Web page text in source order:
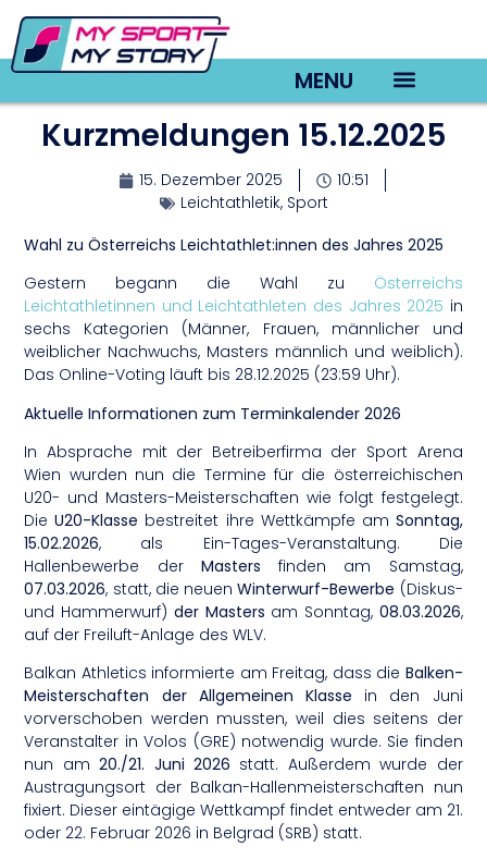
MENU
Kurzmeldungen 15.12.2025
15. Dezember 2025
10:51
Leichtathletik, Sport
Wahl zu Österreichs Leichtathlet:innen des Jahres 2025
Gestern begann die Wahl zu Österreichs
Leichtathletinnen und Leichtathleten des Jahres 2025 in
sechs Kategorien (Männer, Frauen, männlicher und
weiblicher Nachwuchs, Masters männlich und weiblich).
Das Online-Voting läuft bis 28.12.2025 (23:59 Uhr).
Aktuelle Informationen zum Terminkalender 2026
In Absprache mit der Betreiberfirma der Sport Arena
Wien wurden nun die Termine für die österreichischen
U20- und Masters-Meisterschaften wie folgt festgelegt.
DieU20-Klasse bestreitet ihre Wettkämpfe am Sonntag,
15.02.2026, als Ein-Tages-Veranstaltung. Die
Hallenbewerbe der Masters finden am Samstag,
07.03.2026, statt, die neuenWinterwurf-Bewerbe (Diskus-
und Hammerwurf) der Masters am Sonntag, 08.03.2026,
auf der Freiluft-Anlage des WLV.
Balkan Athletics informierte am Freitag, dass die Balken-
Meisterschaften der Allgemeinen Klasse in den Juni
vorverschoben werden mussten, weil dies seitens der
Veranstalter in Volos (GRE) notwendig wurde. Sie finden
nun am20./21. Juni 2026 statt. Außerdem wurde der
Austragungsort der Balkan-Hallenmeisterschaften nun
fixiert. Dieser eintägige Wettkampf findet entweder am 21.
oder 22. Februar 2026 in Belgrad (SRB) statt.